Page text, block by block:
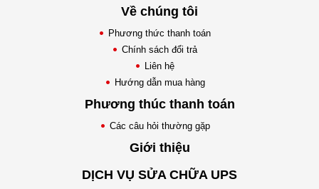
Về chúng tôi
Phương thức thanh toán
Chính sách đổi trả
Liên hệ
Hướng dẫn mua hàng
Phương thúc thanh toán
Các câu hỏi thường gặp
Giới thiệu
DỊCH VỤ SỬA CHỮA UPS